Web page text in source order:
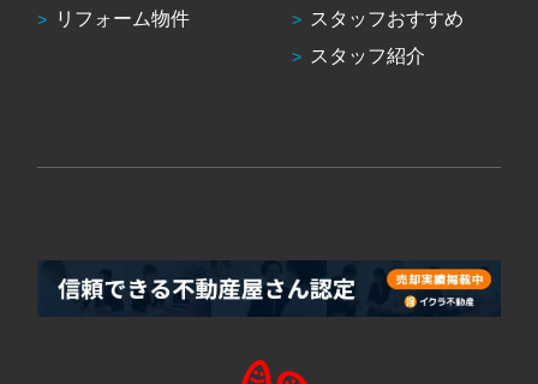
リフォーム物件
スタッフおすすめ
スタッフ紹介